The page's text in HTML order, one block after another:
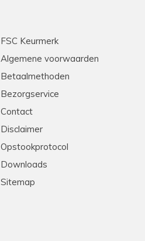
FSC Keurmerk
Algemene voorwaarden
Betaalmethoden
Bezorgservice
Contact
Disclaimer
Opstookprotocol
Downloads
Sitemap